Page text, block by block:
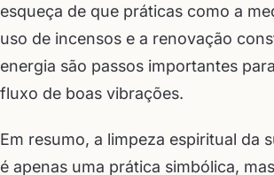
esqueça de que práticas como a
uso de incensos e a renovação
energia são passos importantes
fluxo de boas vibrações.
Em resumo, a limpeza espiritual da
é apenas uma prática simbólica,